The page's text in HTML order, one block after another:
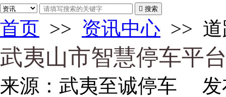
 搜索
首页 >> 资讯中心 >>
武夷山市智慧停车平
来源： 武夷至诚停车 发